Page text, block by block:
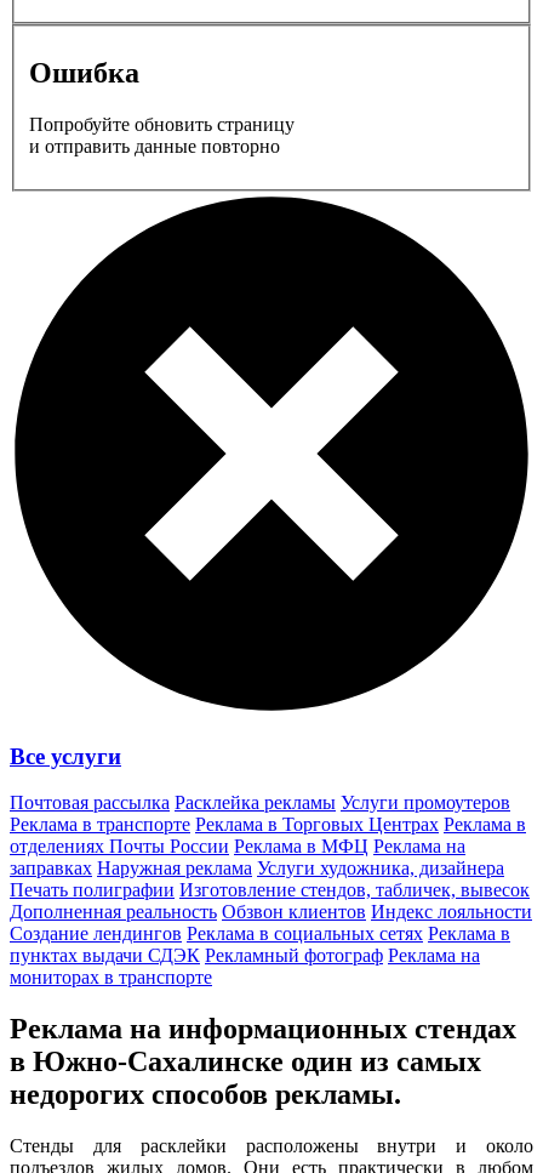
Ошибка
Попробуйте обновить страницу
и отправить данные повторно
Все услуги
Почтовая рассылка Расклейка рекламы Услуги промоутеров
Реклама в транспорте Реклама в Торговых Центрах Реклама в
отделениях Почты России Реклама в МФЦ Реклама на
заправках Наружная реклама Услуги художника, дизайнера
Печать полиграфии Изготовление стендов, табличек, вывесок
Дополненная реальность Обзвон клиентов Индекс лояльности
Создание лендингов Реклама в социальных сетях Реклама в
пунктах выдачи СДЭК Рекламный фотограф Реклама на
мониторах в транспорте
Реклама на информационных стендах
в Южно-Сахалинске один из самых
недорогих способов рекламы.
Стенды для расклейки расположены внутри и около
подъездов жилых домов. Они есть практически в любом